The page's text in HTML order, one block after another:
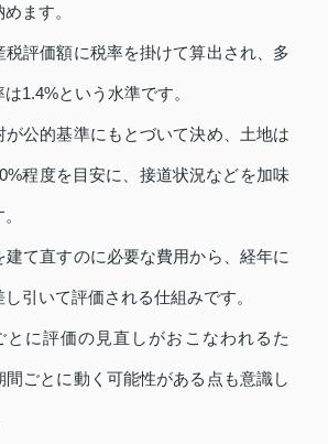
ます。
税評価額に税率を掛けて算出され、多
1.4%という水準です。
が公的基準にもとづいて決め、土地は
程度を目安に、接道状況などを加味
て直すのに必要な費用から、経年に
引いて評価される仕組みです。
とに評価の見直しがおこなわれるた
ごとに動く可能性がある点も意識し